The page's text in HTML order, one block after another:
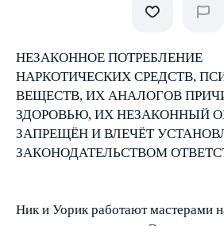
НЕЗАКОННОЕ ПОТРЕБЛЕНИЕ
НАРКОТИЧЕСКИХ СРЕДСТВ,
ВЕЩЕСТВ, ИХ АНАЛОГОВ
ЗДОРОВЬЮ, ИХ НЕЗАКОННЫЙ
ЗАПРЕЩЁН И ВЛЕЧЁТ
ЗАКОНОДАТЕЛЬСТВОМ
Ник и Уорик работают мастерами